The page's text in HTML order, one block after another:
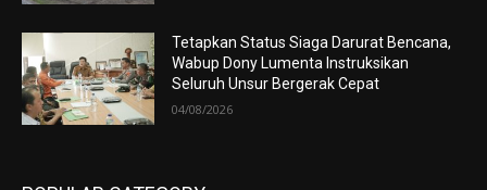
Tetapkan Status Siaga Darurat Bencana,
Wabup Dony Lumenta Instruksikan
Seluruh Unsur Bergerak Cepat
04/08/2026